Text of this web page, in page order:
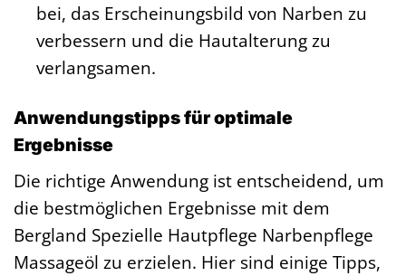
bei, das Erscheinungsbild von Narben zu
verbessern und die Hautalterung zu
verlangsamen.
Anwendungstipps für optimale
Ergebnisse
Die richtige Anwendung ist entscheidend, um
die bestmöglichen Ergebnisse mit dem
Bergland Spezielle Hautpflege Narbenpflege
Massageöl zu erzielen. Hier sind einige Tipps,